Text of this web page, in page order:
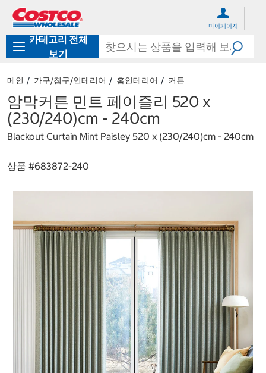
로
기
가
마이페이지
카테고리 전체
보기
메인 가구/침구/인테리어 홈인테리어 커튼
암막커튼 민트 페이즐리 520 x
(230/240)cm - 240cm
Blackout Curtain Mint Paisley 520 x (230/240)cm - 240cm
상품 #683872-240